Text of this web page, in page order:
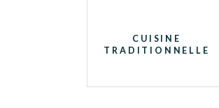
CUISINE
TRADITIONNELLE